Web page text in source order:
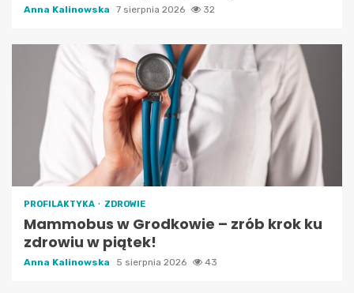
Anna Kalinowska 7 sierpnia 2026 32
PROFILAKTYKA ZDROWIE
Mammobus w Grodkowie – zrób krok ku
zdrowiu w piątek!
Anna Kalinowska 5 sierpnia 2026 43